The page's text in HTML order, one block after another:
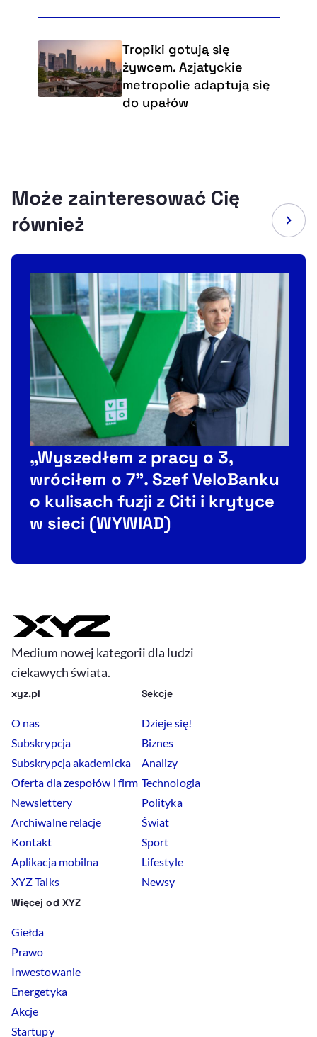
Tropiki gotują się
żywcem. Azjatyckie
metropolie adaptują się
do upałów
Może zainteresować Cię
również
„Wyszedłem z pracy o 3,
wróciłem o 7”. Szef VeloBanku
o kulisach fuzji z Citi i krytyce
w sieci (WYWIAD)
Medium nowej kategorii dla ludzi
ciekawych świata.
xyz.pl
O nas
Subskrypcja
Subskrypcja akademicka
Oferta dla zespołów i firm
Newslettery
Archiwalne relacje
Kontakt
Aplikacja mobilna
XYZ Talks
Sekcje
Dzieje się!
Biznes
Analizy
Technologia
Polityka
Świat
Sport
Lifestyle
Newsy
Więcej od XYZ
Giełda
Prawo
Inwestowanie
Energetyka
Akcje
Startupy